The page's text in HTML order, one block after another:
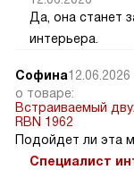
Да, она станет
интерьера.
Софина12.06.2026
о товаре:
Встраиваемый
RBN 1962
Подойдет ли эта
Специалист